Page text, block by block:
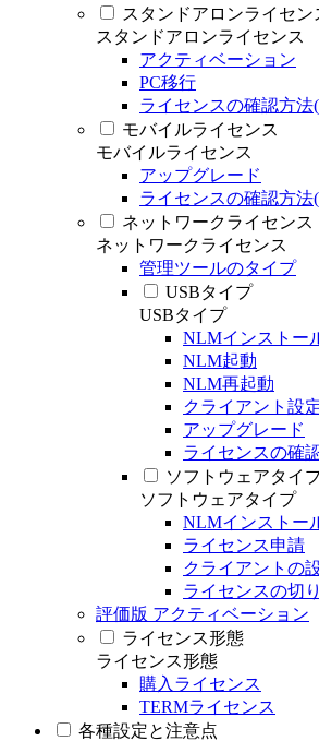
スタンドアロンライセン
スタンドアロンライセンス
アクティベーション
PC移行
ライセンスの確認方
モバイルライセンス
モバイルライセンス
アップグレード
ライセンスの確認方法
ネットワークライセンス
ネットワークライセンス
管理ツールのタイプ
USBタイプ
USBタイプ
NLMインストー
NLM起動
NLM再起動
クライアント設
アップグレード
ライセンスの確
ソフトウェアタイ
ソフトウェアタイプ
NLMインストー
ライセンス申請
クライアントの
ライセンスの切
評価版 アクティベーション
ライセンス形態
ライセンス形態
購入ライセンス
TERMライセンス
各種設定と注意点